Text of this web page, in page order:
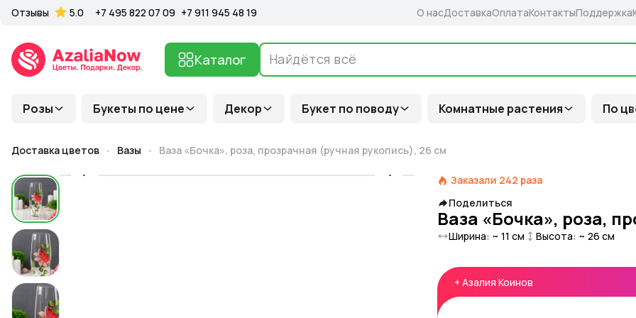
Розы Букеты по цене Декор Букет по поводу Комнатные растения По
Каталог
Отзывы 5.0 +7 495 822 07 09 +7 911 945 48 19 О насДоставкаОплатаКонтактыПоддержка
Доставка цветов Вазы Ваза «Бочка», роза, прозрачная (ручная рукопись), 26 см
Заказали 242 раза
Поделиться
Ваза «Бочка», роза,
Ширина: ~ 11 см Высота: ~ 26 см
+ Азалия Коинов